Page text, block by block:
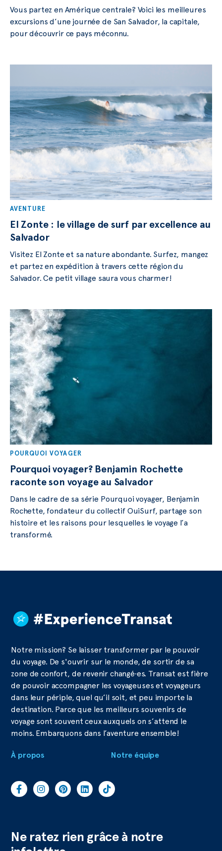
Vous partez en Amérique centrale? Voici les meilleures
excursions d’une journée de San Salvador, la capitale,
pour découvrir ce pays méconnu.
AVENTURE
El Zonte : le village de surf par excellence au
Salvador
Visitez El Zonte et sa nature abondante. Surfez, mangez
et partez en expédition à travers cette région du
Salvador. Ce petit village saura vous charmer!
POURQUOI VOYAGER
Pourquoi voyager? Benjamin Rochette
raconte son voyage au Salvador
Dans le cadre de sa série Pourquoi voyager, Benjamin
Rochette, fondateur du collectif OuiSurf, partage son
histoire et les raisons pour lesquelles le voyage l’a
transformé.
Notre mission? Se laisser transformer par le pouvoir
du voyage. De s'ouvrir sur le monde, de sortir de sa
zone de confort, de revenir changé·es. Transat est fière
de pouvoir accompagner les voyageuses et voyageurs
dans leur périple, quel qu’il soit, et peu importe la
destination. Parce que les meilleurs souvenirs de
voyage sont souvent ceux auxquels on s’attend le
moins. Embarquons dans l’aventure ensemble!
À propos Notre équipe
Ne ratez rien grâce à notre